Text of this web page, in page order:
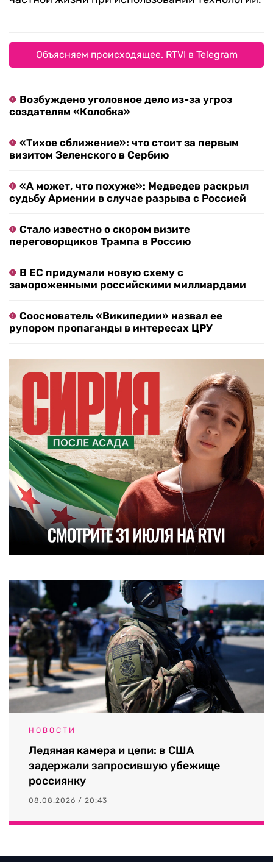
Объясняем происходящее. RTVI в Telegram
Возбуждено уголовное дело из-за угроз
создателям «Колобка»
«Тихое сближение»: что стоит за первым
визитом Зеленского в Сербию
«А может, что похуже»: Медведев раскрыл
судьбу Армении в случае разрыва с Россией
Стало известно о скором визите
переговорщиков Трампа в Россию
В ЕС придумали новую схему с
замороженными российскими миллиардами
Сооснователь «Википедии» назвал ее
рупором пропаганды в интересах ЦРУ
НОВОСТИ
Ледяная камера и цепи: в США
задержали запросившую убежище
россиянку
08.08.2026 / 20:43